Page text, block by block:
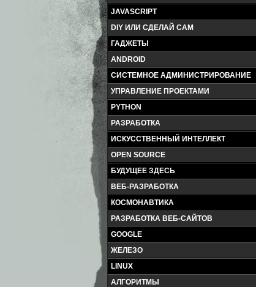
JAVASCRIPT
DIY ИЛИ СДЕЛАЙ САМ
ГАДЖЕТЫ
ANDROID
СИСТЕМНОЕ АДМИНИСТРИРОВАНИЕ
УПРАВЛЕНИЕ ПРОЕКТАМИ
PYTHON
РАЗРАБОТКА
ИСКУССТВЕННЫЙ ИНТЕЛЛЕКТ
OPEN SOURCE
БУДУЩЕЕ ЗДЕСЬ
ВЕБ-РАЗРАБОТКА
КОСМОНАВТИКА
РАЗРАБОТКА ВЕБ-САЙТОВ
GOOGLE
ЖЕЛЕЗО
LINUX
АЛГОРИТМЫ